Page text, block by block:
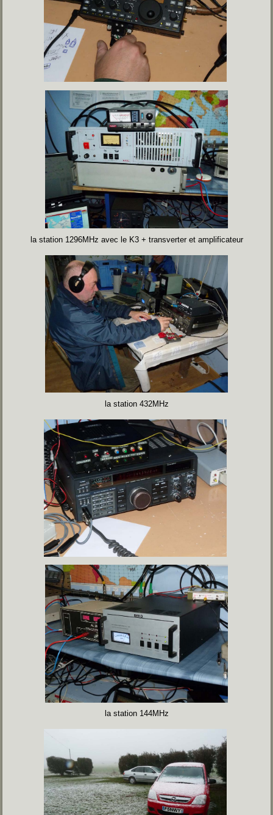
la station 1296MHz avec le K3 + transverter et amplificateur
la station 432MHz
la station 144MHz